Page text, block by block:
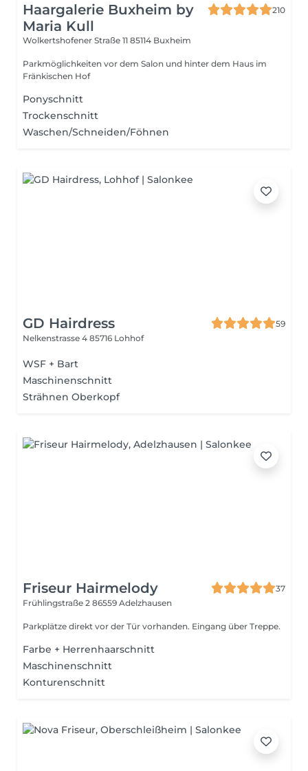
Haargalerie Buxheim by
Maria Kull
210
Wolkertshofener Straße 11 85114 Buxheim
Parkmöglichkeiten vor dem Salon und hinter dem Haus im
Fränkischen Hof
Ponyschnitt
Trockenschnitt
Waschen/Schneiden/Föhnen
GD Hairdress
59
Nelkenstrasse 4 85716 Lohhof
WSF + Bart
Maschinenschnitt
Strähnen Oberkopf
Friseur Hairmelody
37
Frühlingstraße 2 86559 Adelzhausen
Parkplätze direkt vor der Tür vorhanden. Eingang über Treppe.
Farbe + Herrenhaarschnitt
Maschinenschnitt
Konturenschnitt